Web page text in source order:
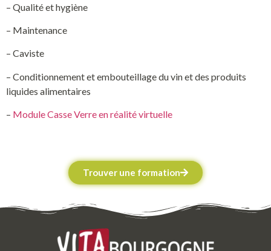
– Qualité et hygiène
– Maintenance
– Caviste
– Conditionnement et embouteillage du vin et des produits
liquides alimentaires
– Module Casse Verre en réalité virtuelle
Trouver une formation